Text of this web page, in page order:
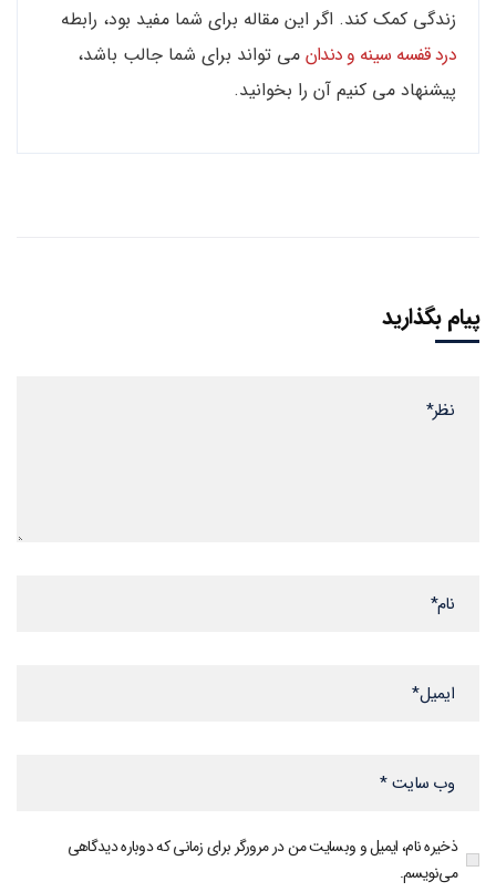
زندگی کمک کند. اگر این مقاله برای شما مفید بود، رابطه
درد قفسه سينه و دندان می تواند برای شما جالب باشد،
پیشنهاد می کنیم آن را بخوانید.
پیام بگذارید
ذخیره نام، ایمیل و وبسایت من در مرورگر برای زمانی که دوباره دیدگاهی
می‌نویسم.